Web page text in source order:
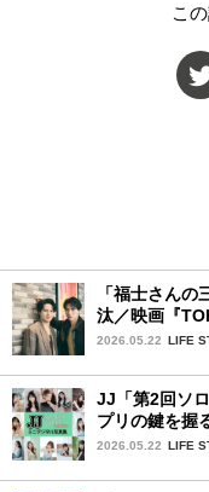
こ
「福士さん
汰／映画『
ー
2026.05.22 LIFE
JJ「第2回ソ
プリの鍵を握
ファイナリス
2026.05.22 LIFE